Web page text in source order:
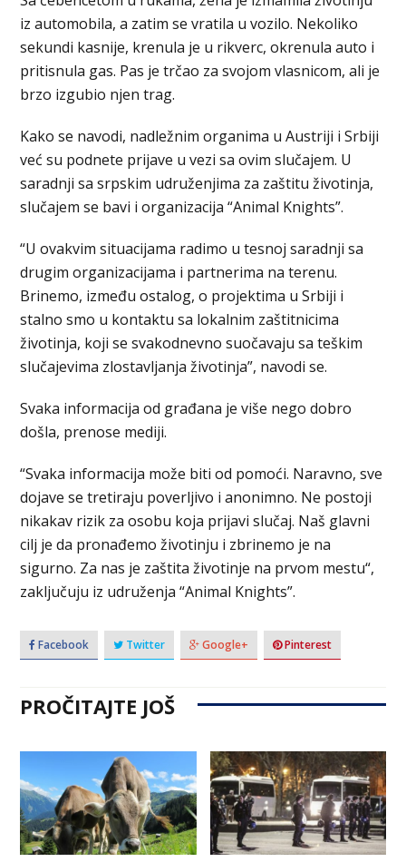
iz automobila, a zatim se vratila u vozilo. Nekoliko
sekundi kasnije, krenula je u rikverc, okrenula auto i
pritisnula gas. Pas je trčao za svojom vlasnicom, ali je
brzo izgubio njen trag.
Kako se navodi, nadležnim organima u Austriji i Srbiji
već su podnete prijave u vezi sa ovim slučajem. U
saradnji sa srpskim udruženjima za zaštitu životinja,
slučajem se bavi i organizacija “Animal Knights”.
“U ovakvim situacijama radimo u tesnoj saradnji sa
drugim organizacijama i partnerima na terenu.
Brinemo, između ostalog, o projektima u Srbiji i
stalno smo u kontaktu sa lokalnim zaštitnicima
životinja, koji se svakodnevno suočavaju sa teškim
slučajevima zlostavljanja životinja”, navodi se.
Svaka informacija od građana je više nego dobro
došla, prenose mediji.
“Svaka informacija može biti od pomoći. Naravno, sve
dojave se tretiraju poverljivo i anonimno. Ne postoji
nikakav rizik za osobu koja prijavi slučaj. Naš glavni
cilj je da pronađemo životinju i zbrinemo je na
sigurno. Za nas je zaštita životinje na prvom mestu“,
zaključuju iz udruženja “Animal Knights”.
Facebook Twitter Google+ Pinterest
PROČITAJTE JOŠ